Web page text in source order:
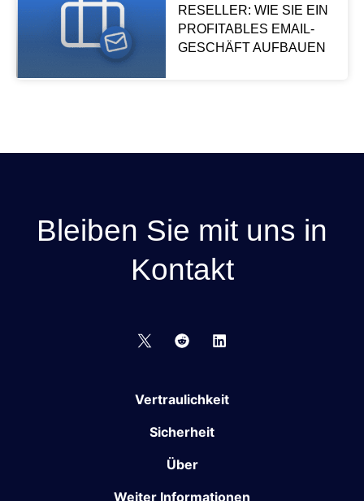
RESELLER: WIE SIE EIN
PROFITABLES EMAIL-
GESCHÄFT AUFBAUEN
Bleiben Sie mit uns in
Kontakt
Vertraulichkeit
Sicherheit
Über
Weiter Informationen